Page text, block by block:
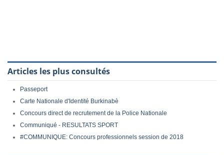
Articles les plus consultés
Passeport
Carte Nationale d'Identité Burkinabè
Concours direct de recrutement de la Police Nationale
Communiqué - RESULTATS SPORT
#COMMUNIQUE: Concours professionnels session de 2018